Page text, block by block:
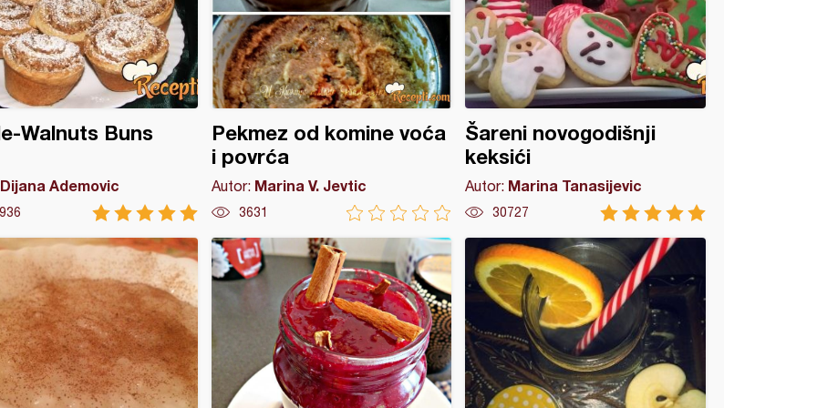
Walnuts Buns
Dijana Ademovic
Pekmez od komine voća
i povrća
Autor: Marina V. Jevtic
3631
Šareni novogodišnji
keksići
Autor: Marina Tanasijevic
30727